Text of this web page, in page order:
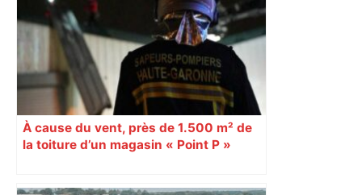
L'Équipe
À cause du vent, près de 1.500 m² de
la toiture d’un magasin « Point P »